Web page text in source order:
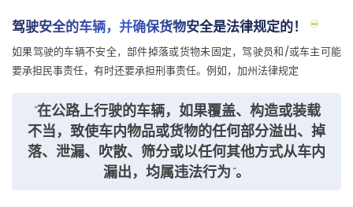
驾驶安全的车辆，并确保货物安全是法律规定的！
如果驾驶的车辆不安全，部件掉落或货物未固定，驾驶员和/或车主可能
要承担民事责任，有时还要承担刑事责任。例如，加州法律规定
"在公路上行驶的车辆，如果覆盖、构造或装载
不当，致使车内物品或货物的任何部分溢出、掉
落、泄漏、吹散、筛分或以任何其他方式从车内
漏出，均属违法行为"。